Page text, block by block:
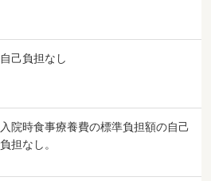
自己負担なし
入院時食事療養費の標準負担額の自己
負担なし。